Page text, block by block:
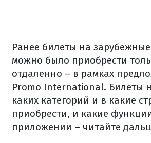
Ранее билеты на
можно было приобрести
отдаленно – в рамках
Promo International. Билеты
каких категорий и в какие
приобрести, и какие
приложении – читайте